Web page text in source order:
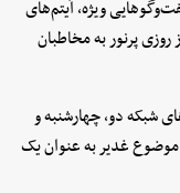
ویژه، آیتم‌های
پرنور به مخاطبان
شبکه دو، چهارشنبه و
متفاوت به موضوع غدیر به عنوان یک